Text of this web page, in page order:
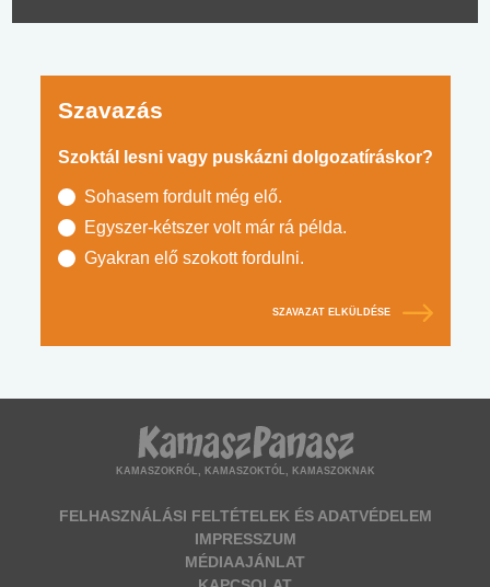
Szavazás
Szoktál lesni vagy puskázni dolgozatíráskor?
Sohasem fordult még elő.
Egyszer-kétszer volt már rá példa.
Gyakran elő szokott fordulni.
SZAVAZAT ELKÜLDÉSE
KAMASZOKRÓL, KAMASZOKTÓL, KAMASZOKNAK
FELHASZNÁLÁSI FELTÉTELEK ÉS ADATVÉDELEM
IMPRESSZUM
MÉDIAAJÁNLAT